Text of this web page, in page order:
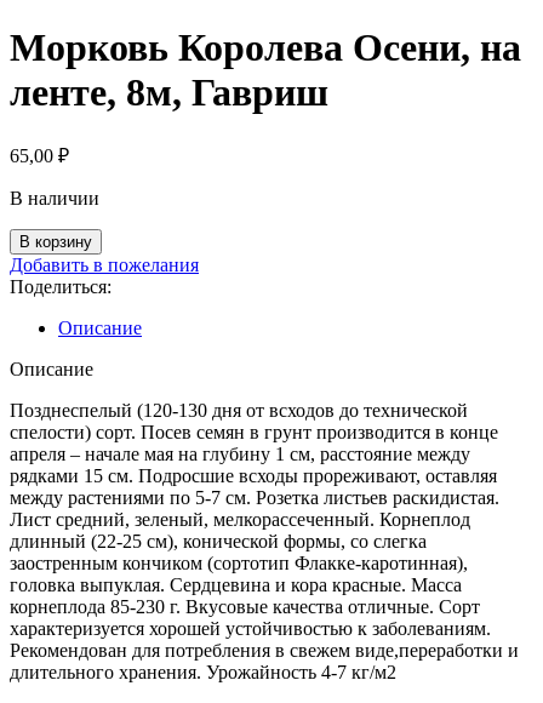
Морковь Королева Осени, на
ленте, 8м, Гавриш
65,00 ₽
В наличии
Количество
товара
Морковь
Королева
Осени,
ленте,
Гавриш
В корзину
Добавить в пожелания
Поделиться:
Описание
Описание
Позднеспелый (120-130 дня от всходов до технической
спелости) сорт. Посев семян в грунт производится в конце
апреля – начале мая на глубину 1 см, расстояние между
рядками 15 см. Подросшие всходы прореживают, оставляя
между растениями по 5-7 см. Розетка листьев раскидистая.
Лист средний, зеленый, мелкорассеченный. Корнеплод
длинный (22-25 см), конической формы, со слегка
заостренным кончиком (сортотип Флакке-каротинная),
головка выпуклая. Сердцевина и кора красные. Масса
корнеплода 85-230 г. Вкусовые качества отличные. Сорт
характеризуется хорошей устойчивостью к заболеваниям.
Рекомендован для потребления в свежем виде,переработки и
длительного хранения. Урожайность 4-7 кг/м2